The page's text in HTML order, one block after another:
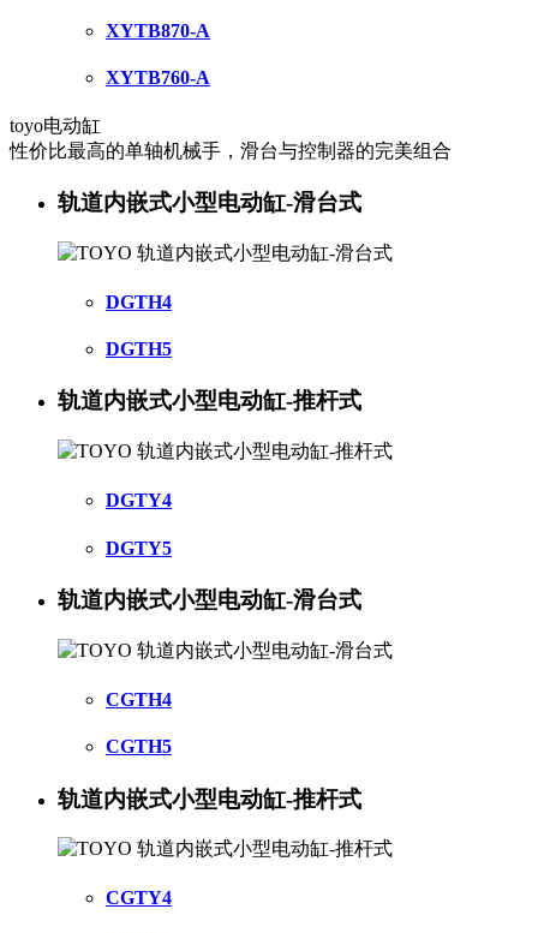
XYTB870-A
XYTB760-A
toyo电动缸
性价比最高的单轴机械手，滑台与控制器的完美组合
轨道内嵌式小型电动缸-滑台式
DGTH4
DGTH5
轨道内嵌式小型电动缸-推杆式
DGTY4
DGTY5
轨道内嵌式小型电动缸-滑台式
CGTH4
CGTH5
轨道内嵌式小型电动缸-推杆式
CGTY4